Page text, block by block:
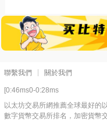
聯繫我們 關於我們
[0:46ms0-0:28ms
以太坊交易所網推薦全球最好的
數字貨幣交易所排名，加密貨幣